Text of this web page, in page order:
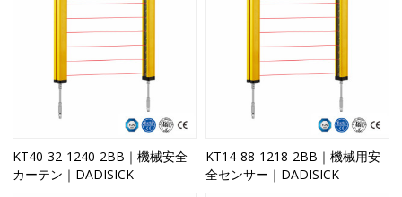
KT40-32-1240-2BB｜機械安全
カーテン｜DADISICK
KT14-88-1218-2BB｜機械用安
全センサー｜DADISICK